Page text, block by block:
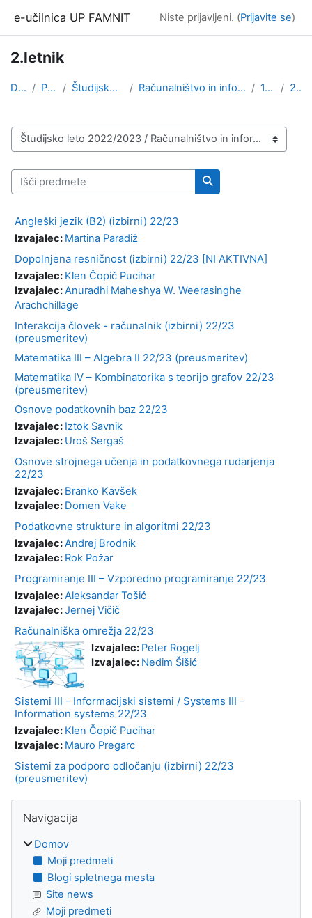
e-učilnica UP FAMNIT Niste prijavljeni. (Prijavite se)
2.letnik
Domov Predmeti Študijsko leto 2022/2023 Računalništvo in informatika (1. stopnja, 2. stopn... 1.stopnja 2.letnik
Kategorije predmetov
Išči predmete
Išči predmete
Angleški jezik (B2) (izbirni) 22/23
Izvajalec: Martina Paradiž
Dopolnjena resničnost (izbirni) 22/23 [NI AKTIVNA]
Izvajalec: Klen Čopič Pucihar
Izvajalec:Anuradhi Maheshya W. Weerasinghe
Arachchillage
Interakcija človek - računalnik (izbirni) 22/23
(preusmeritev)
Matematika III – Algebra II 22/23 (preusmeritev)
Matematika IV – Kombinatorika s teorijo grafov 22/23
(preusmeritev)
Osnove podatkovnih baz 22/23
Izvajalec: Iztok Savnik
Izvajalec: Uroš Sergaš
Osnove strojnega učenja in podatkovnega rudarjenja
22/23
Izvajalec: Branko Kavšek
Izvajalec: Domen Vake
Podatkovne strukture in algoritmi 22/23
Izvajalec:Andrej Brodnik
Izvajalec: Rok Požar
Programiranje III – Vzporedno programiranje 22/23
Izvajalec:Aleksandar Tošić
Izvajalec:Jernej Vičič
Računalniška omrežja 22/23
Izvajalec: Peter Rogelj
Izvajalec: Nedim Šišić
Sistemi III - Informacijski sistemi / Systems III -
Information systems 22/23
Izvajalec: Klen Čopič Pucihar
Izvajalec: Mauro Pregarc
Sistemi za podporo odločanju (izbirni) 22/23
(preusmeritev)
Bloki
Navigacija
Domov
Moji predmeti
Blogi spletnega mesta
Site news
Moji predmeti